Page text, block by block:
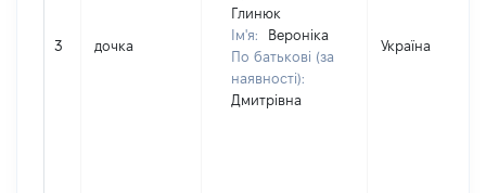
3 дочка
Глинюк
Ім'я:
Вероніка
По батькові (за
наявності):
Дмитрівна
Україна